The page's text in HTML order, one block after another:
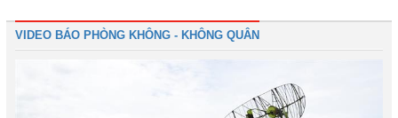
VIDEO BÁO PHÒNG KHÔNG - KHÔNG QUÂN